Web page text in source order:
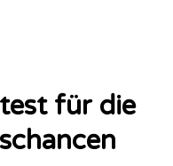
für die